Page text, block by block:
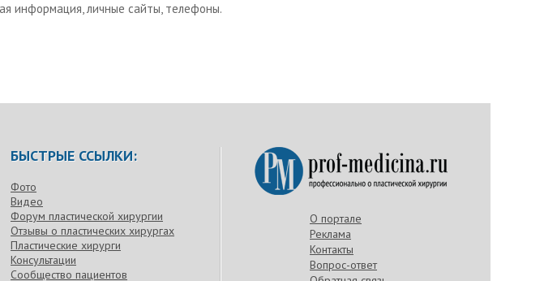
информация, личные сайты, телефоны.
БЫСТРЫЕ ССЫЛКИ:
Фото
Видео
Форум пластической хирургии
Отзывы о пластических хирургах
Пластические хирурги
Консультации
Сообщество пациентов
О портале
Реклама
Контакты
Вопрос-ответ